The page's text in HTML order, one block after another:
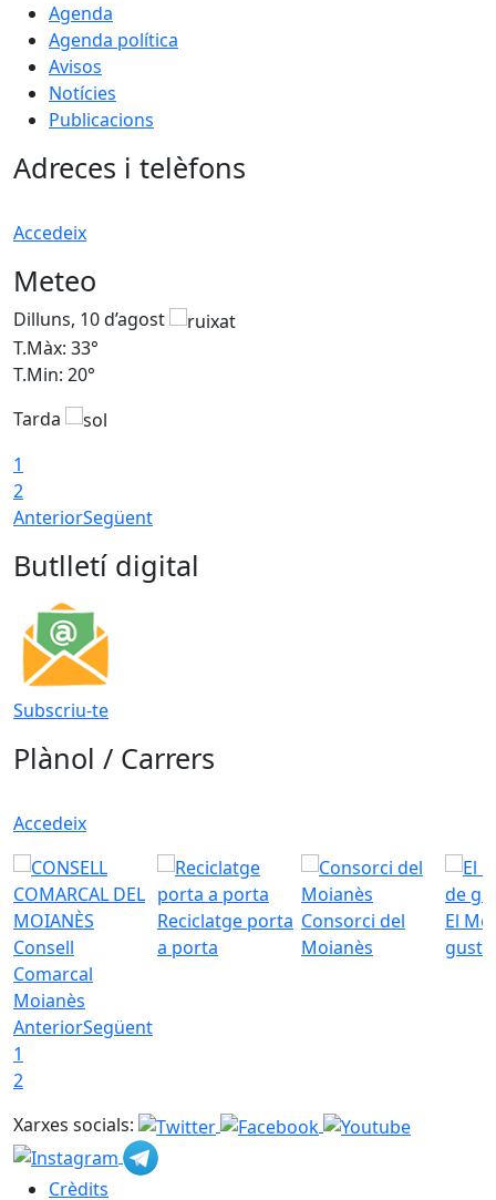
Agenda
Agenda política
Avisos
Notícies
Publicacions
Adreces i telèfons
Accedeix
Meteo
Dilluns, 10 d’agost
T.Màx: 33°
T.Min: 20°
Tarda
1
2
AnteriorSegüent
Butlletí digital
Subscriu-te
Plànol / Carrers
Accedeix
Consell
Comarcal
Moianès
Reciclatge porta
a porta
Consorci del
Moianès
El
gust
AnteriorSegüent
1
2
Xarxes socials:
Crèdits